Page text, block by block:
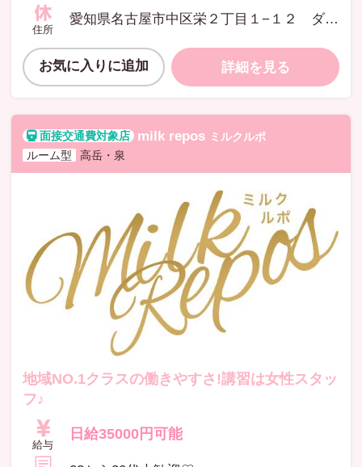
住所
愛知県名古屋市中区栄２丁目１−１２ ダイヤパレス伏見
お気に入りに追加 詳細を見る
milk repos ミルクルポ
ルーム型
高岳・泉
地域NO.1クラスの働きやすさ!講習は女性スタッ
フ♪
給与
日給35000円可能